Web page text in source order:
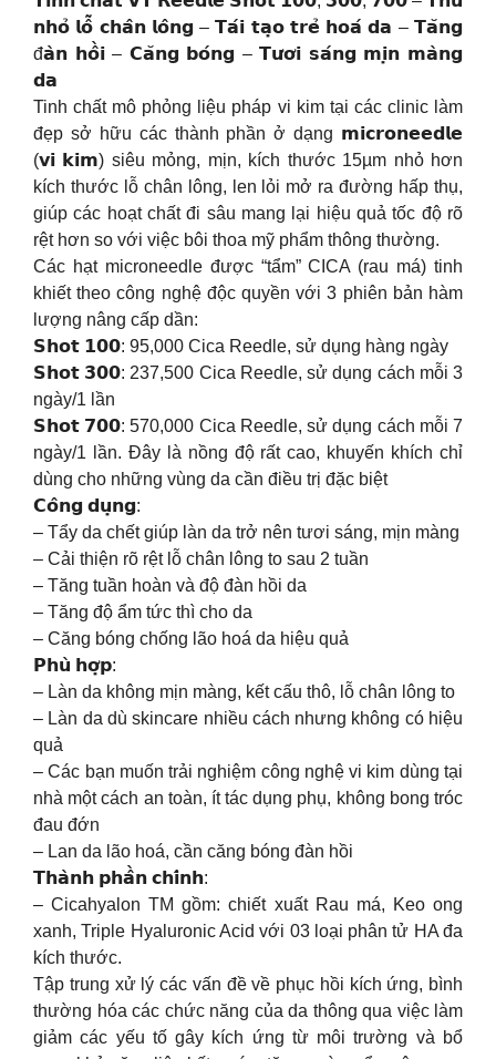
𝗻𝗵𝗼̉ 𝗹𝗼̂̃ 𝗰𝗵𝗮̂𝗻 𝗹𝗼̂𝗻𝗴 – 𝗧𝗮́𝗶 𝘁𝗮̣𝗼 𝘁𝗿𝗲̉ 𝗵𝗼𝗮́ 𝗱𝗮 – 𝗧𝗮̆𝗻𝗴
đ𝗮̀𝗻 𝗵𝗼̂̀𝗶 – 𝗖𝗮̆𝗻𝗴 𝗯𝗼́𝗻𝗴 – 𝗧𝘂̛𝗼̛𝗶 𝘀𝗮́𝗻𝗴 𝗺𝗶̣𝗻 𝗺𝗮̀𝗻𝗴
𝗱𝗮
Tinh chất mô phỏng liệu pháp vi kim tại các clinic làm
đẹp sở hữu các thành phần ở dạng 𝗺𝗶𝗰𝗿𝗼𝗻𝗲𝗲𝗱𝗹𝗲
(𝘃𝗶 𝗸𝗶𝗺) siêu mỏng, mịn, kích thước 15µm nhỏ hơn
kích thước lỗ chân lông, len lỏi mở ra đường hấp thụ,
giúp các hoạt chất đi sâu mang lại hiệu quả tốc độ rõ
rệt hơn so với việc bôi thoa mỹ phẩm thông thường.
Các hạt microneedle được “tẩm” CICA (rau má) tinh
khiết theo công nghệ độc quyền với 3 phiên bản hàm
lượng nâng cấp dần:
𝗦𝗵𝗼𝘁 𝟭𝟬𝟬: 95,000 Cica Reedle, sử dụng hàng ngày
𝗦𝗵𝗼𝘁 𝟯𝟬𝟬: 237,500 Cica Reedle, sử dụng cách mỗi 3
ngày/1 lần
𝗦𝗵𝗼𝘁 𝟳𝟬𝟬: 570,000 Cica Reedle, sử dụng cách mỗi 7
ngày/1 lần. Đây là nồng độ rất cao, khuyến khích chỉ
dùng cho những vùng da cần điều trị đặc biệt
𝗖𝗼̂𝗻𝗴 𝗱𝘂̣𝗻𝗴:
– Tẩy da chết giúp làn da trở nên tươi sáng, mịn màng
– Cải thiện rõ rệt lỗ chân lông to sau 2 tuần
– Tăng tuần hoàn và độ đàn hồi da
– Tăng độ ẩm tức thì cho da
– Căng bóng chống lão hoá da hiệu quả
𝗣𝗵𝘂̀ 𝗵𝗼̛̣𝗽:
– Làn da không mịn màng, kết cấu thô, lỗ chân lông to
– Làn da dù skincare nhiều cách nhưng không có hiệu
quả
– Các bạn muốn trải nghiệm công nghệ vi kim dùng tại
nhà một cách an toàn, ít tác dụng phụ, không bong tróc
đau đớn
– Lan da lão hoá, cần căng bóng đàn hồi
𝗧𝗵𝗮̀𝗻𝗵 𝗽𝗵𝗮̂̀𝗻 𝗰𝗵𝗶́𝗻𝗵:
– Cicahyalon TM gồm: chiết xuất Rau má, Keo ong
xanh, Triple Hyaluronic Acid với 03 loại phân tử HA đa
kích thước.
Tập trung xử lý các vấn đề về phục hồi kích ứng, bình
thường hóa các chức năng của da thông qua việc làm
giảm các yếu tố gây kích ứng từ môi trường và bổ